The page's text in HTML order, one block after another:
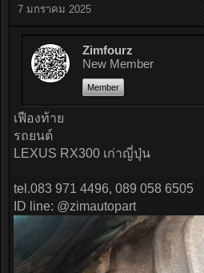
7 มกราคม 2025
Zimfourz
New Member
Member
เฟืองท้าย
รถยนต์
LEXUS RX300 เก่าญี่ปุ่น
tel.083 971 4496, 089 058 6505
ID line: @zimautopart